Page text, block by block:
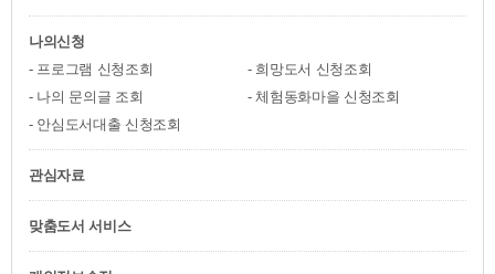
나의신청
프로그램 신청조회
희망도서 신청조회
나의 문의글 조회
체험동화마을 신청조회
안심도서대출 신청조회
관심자료
맞춤도서 서비스